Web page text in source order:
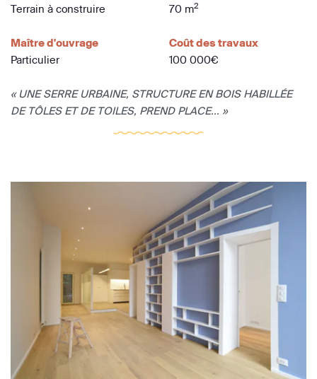
Terrain à construire
70 m2
Maître d'ouvrage
Particulier
Coût des travaux
100 000€
« UNE SERRE URBAINE, STRUCTURE EN BOIS HABILLÉE
DE TÔLES ET DE TOILES, PREND PLACE... »